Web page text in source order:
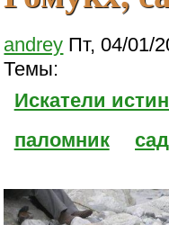
andrey Пт, 04/01/
Темы:
Искатели
паломник